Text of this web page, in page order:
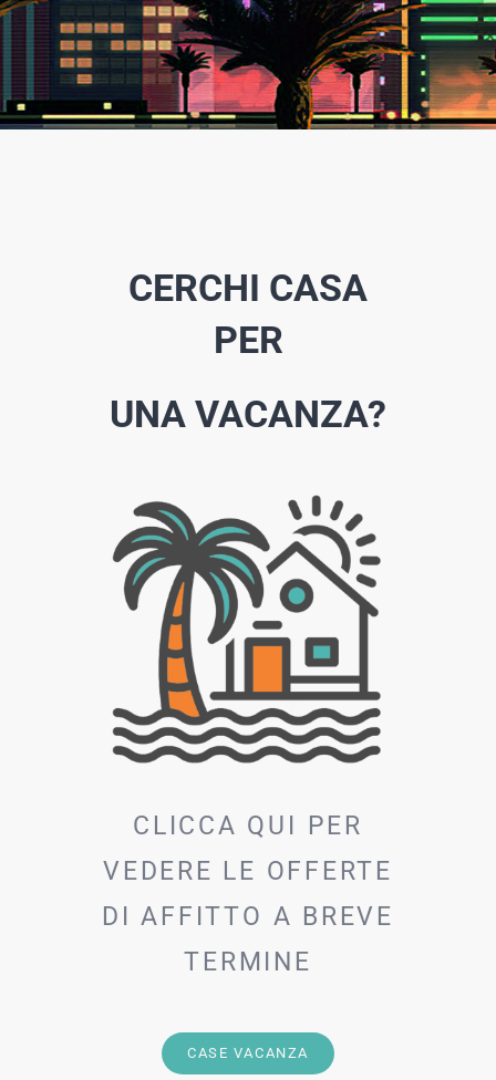
CERCHI CASA
PER
UNA VACANZA?
CLICCA QUI PER
VEDERE LE OFFERTE
DI AFFITTO A BREVE
TERMINE
CASE VACANZA